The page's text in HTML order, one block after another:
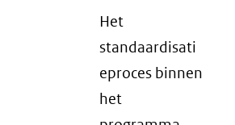
Het
standaardisati
eproces binnen
het